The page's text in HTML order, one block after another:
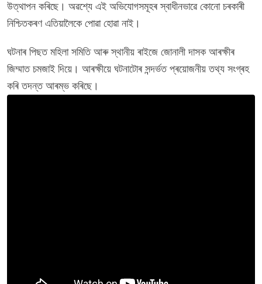
উত্থাপন কৰিছে। অৱশ্যে এই অভিযোগসমূহৰ স্বাধীনভাৱে কোনো চৰকাৰী
নিশ্চিতকৰণ এতিয়ালৈকে পোৱা হোৱা নাই।
ঘটনাৰ পিছত মহিলা সমিতি আৰু স্থানীয় ৰাইজে জোনালী দাসক আৰক্ষীৰ
জিম্মাত চমজাই দিয়ে। আৰক্ষীয়ে ঘটনাটোৰ সন্দৰ্ভত প্ৰয়োজনীয় তথ্য সংগ্ৰহ
কৰি তদন্ত আৰম্ভ কৰিছে।